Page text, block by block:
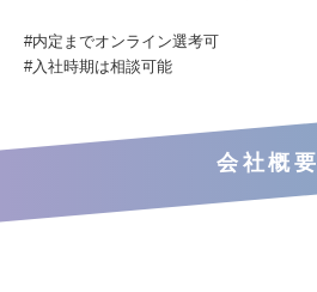
#内定までオンライン選考可
#入社時期は相談可能
会社概要